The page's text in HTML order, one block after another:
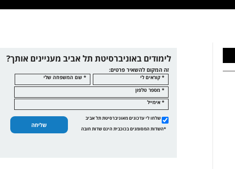
לימודים באוניברסיטת תל אביב מעניינים אותך?
זה המקום להשאיר פרטים:
* קוראים לי
* שם המשפחה שלי
* מספר טלפון
* אימייל
שלחו לי עדכונים מאוניברסיטת תל אביב
שליחה
*השדות המסומנים בכוכבית הינם שדות חובה